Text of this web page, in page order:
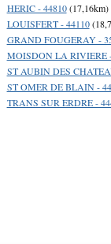
HERIC - 44810(17,16km)
LOUISFERT - 44110
GRAND FOUGERAY -
MOISDON LA RIVIERE
ST AUBIN DES
ST OMER DE BLAIN -
TRANS SUR ERDRE -